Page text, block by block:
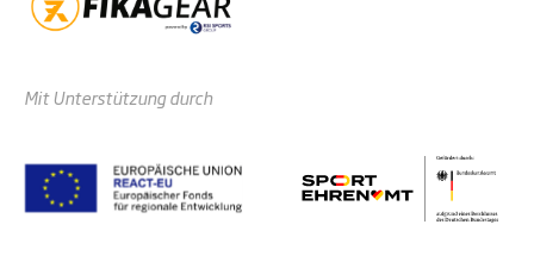
Mit Unterstützung durch